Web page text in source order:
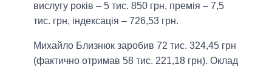
вислугу років – 5 тис. 850 грн, премія – 7,5
тис. грн, індексація – 726,53 грн.
Михайло Близнюк заробив 72 тис. 324,45 грн
(фактично отримав 58 тис. 221,18 грн). Оклад